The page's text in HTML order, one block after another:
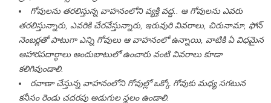
గోవులను తరలిస్తున్న వాహనంలోని వ్యక్తి వద్ద.. ఆ గోవులను ఎవరు
తరలిస్తున్నారు, ఎవరికి చేరవేస్తున్నారు, ఇరువురి వివరాలు, చిరునామా, ఫోన్
నెంబర్లతో పాటుగా ఎన్ని గోవులు ఆ వాహనంలో ఉన్నాయి, వాటికి ఏ విధమైన
ఆహారపదార్ధాలు అందుబాటులో ఉంచారు వంటి వివరాలు కూడా
కలిగివుండాలి.
రవాణా చేస్తున్న వాహనంలోని గోవుల్లో ఒక్కో గోవుకు మధ్య సగటున
కనీసం రెండు చదరపు అడుగుల స్థలం ఉండాలి.